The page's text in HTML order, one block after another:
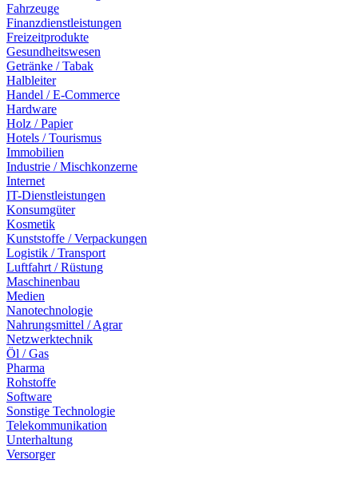
Fahrzeuge
Finanzdienstleistungen
Freizeitprodukte
Gesundheitswesen
Getränke / Tabak
Halbleiter
Handel / E-Commerce
Hardware
Holz / Papier
Hotels / Tourismus
Immobilien
Industrie / Mischkonzerne
Internet
IT-Dienstleistungen
Konsumgüter
Kosmetik
Kunststoffe / Verpackungen
Logistik / Transport
Luftfahrt / Rüstung
Maschinenbau
Medien
Nanotechnologie
Nahrungsmittel / Agrar
Netzwerktechnik
Öl / Gas
Pharma
Rohstoffe
Software
Sonstige Technologie
Telekommunikation
Unterhaltung
Versorger